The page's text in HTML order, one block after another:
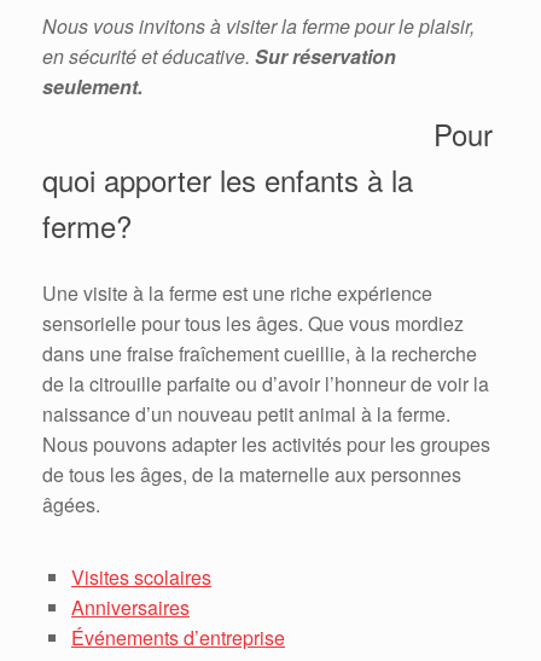
Nous vous invitons à visiter la ferme pour le plaisir,
en sécurité et éducative. Sur réservation
seulement.
Pour
quoi apporter les enfants à la
ferme?
Une visite à la ferme est une riche expérience
sensorielle pour tous les âges. Que vous mordiez
dans une fraise fraîchement cueillie, à la recherche
de la citrouille parfaite ou d’avoir l’honneur de voir la
naissance d’un nouveau petit animal à la ferme.
Nous pouvons adapter les activités pour les groupes
de tous les âges, de la maternelle aux personnes
âgées.
Visites scolaires
Anniversaires
Événements d’entreprise